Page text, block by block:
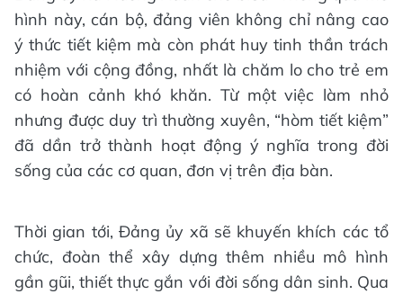
hình này, cán bộ, đảng viên không chỉ nâng cao
ý thức tiết kiệm mà còn phát huy tinh thần trách
nhiệm với cộng đồng, nhất là chăm lo cho trẻ em
có hoàn cảnh khó khăn. Từ một việc làm nhỏ
nhưng được duy trì thường xuyên, “hòm tiết kiệm”
đã dần trở thành hoạt động ý nghĩa trong đời
sống của các cơ quan, đơn vị trên địa bàn.
Thời gian tới, Đảng ủy xã sẽ khuyến khích các tổ
chức, đoàn thể xây dựng thêm nhiều mô hình
gần gũi, thiết thực gắn với đời sống dân sinh. Qua